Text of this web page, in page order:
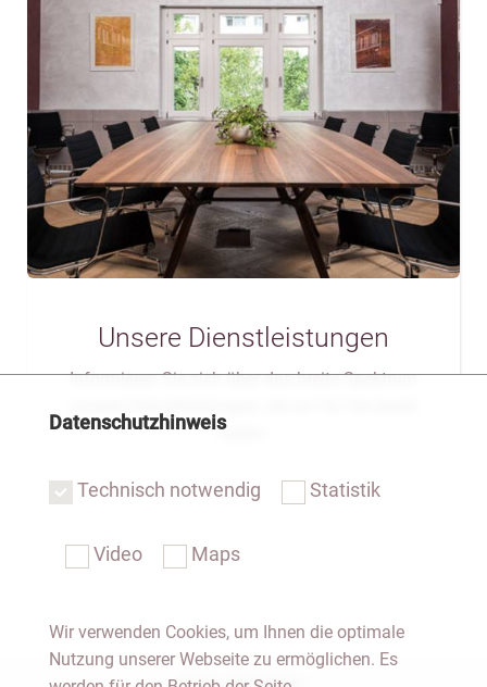
Unsere Dienstleistungen
Informieren Sie sich über das breite Spektrum
halten.
Datenschutzhinweis
Technisch notwendig Statistik
Video Maps
Wir verwenden Cookies, um Ihnen die optimale
Nutzung unserer Webseite zu ermöglichen. Es